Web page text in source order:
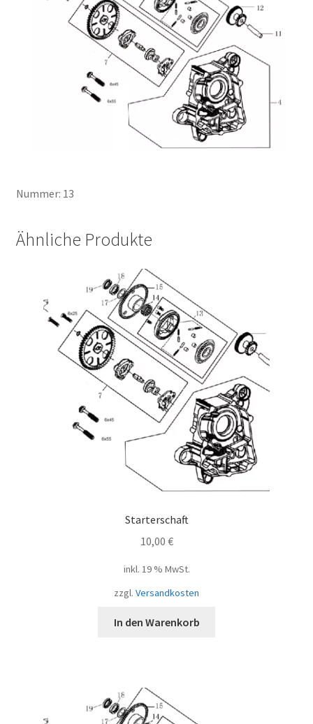
Nummer: 13
Ähnliche Produkte
Starterschaft
10,00 €
inkl. 19 % MwSt.
zzgl. Versandkosten
In den Warenkorb